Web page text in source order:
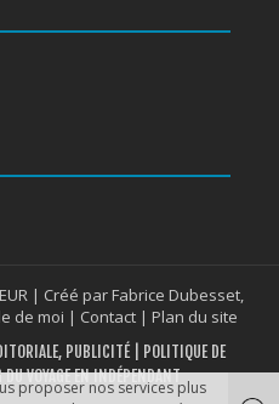
| Créé par Fabrice Dubesset,
de moi | Contact | Plan du site
PUBLICITÉ
POLITIQUE DE
VOYAGE EN INDÉPENDANT
proposer nos services plus